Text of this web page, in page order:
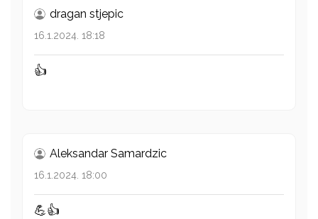
dragan stjepic
16.1.2024. 18:18
👍
Aleksandar Samardzic
16.1.2024. 18:00
💪👍